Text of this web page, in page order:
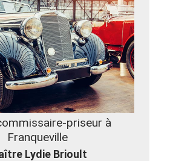
priseur à
Franqueville
Lydie Brioult